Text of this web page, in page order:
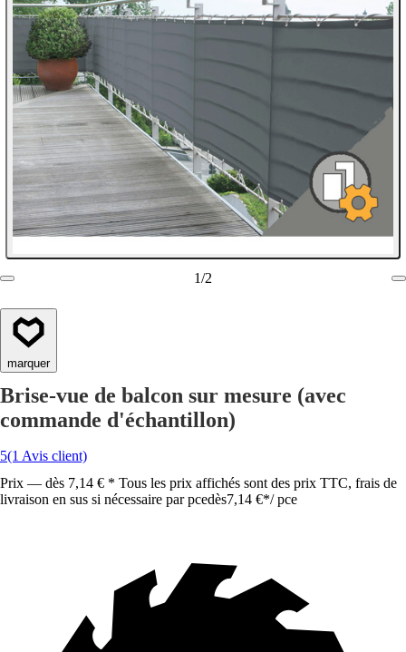
1/2
marquer
Brise-vue de balcon sur mesure (avec
commande d'échantillon)
5(1 Avis client)
Prix — dès 7,14 € * Tous les prix affichés sont des prix TTC, frais de
livraison en sus si nécessaire par pcedès7,14 €*/ pce